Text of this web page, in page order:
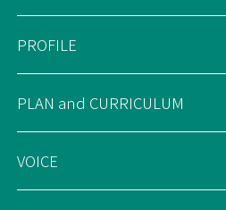
PROFILE
PLAN and CURRICULUM
VOICE